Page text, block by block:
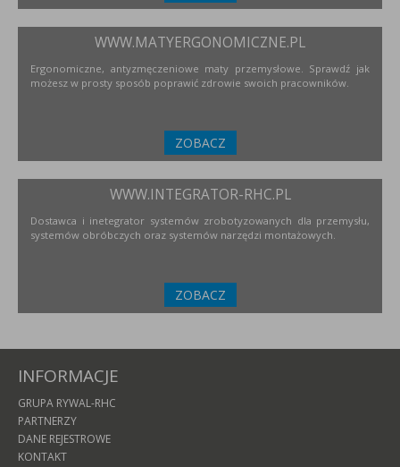
WWW.MATYERGONOMICZNE.PL
Ergonomiczne, antyzmęczeniowe maty przemysłowe. Sprawdź jak
możesz w prosty sposób poprawić zdrowie swoich pracowników.
ZOBACZ
WWW.INTEGRATOR-RHC.PL
Dostawca i inetegrator systemów zrobotyzowanych dla przemysłu,
systemów obróbczych oraz systemów narzędzi montażowych.
ZOBACZ
INFORMACJE
GRUPA RYWAL-RHC
PARTNERZY
DANE REJESTROWE
KONTAKT